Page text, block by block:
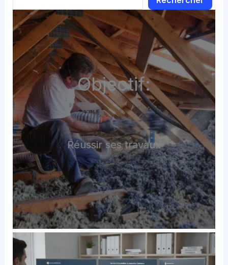
Objectif:
Réussir ses travaux